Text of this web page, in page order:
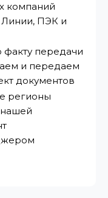
компаний
Линии, ПЭК и
передачи
и передаем
документов
регионы